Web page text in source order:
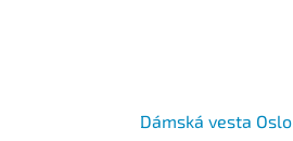
Dámská vesta Oslo